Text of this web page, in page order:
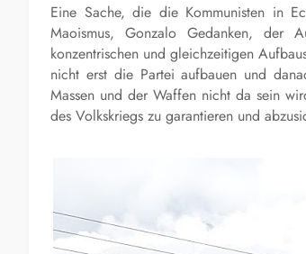
Eine Sache, die die Kommunisten in
Maoismus, Gonzalo Gedanken, der
konzentrischen und gleichzeitigen
nicht erst die Partei aufbauen und
Massen und der Waffen nicht da sein
des Volkskriegs zu garantieren und